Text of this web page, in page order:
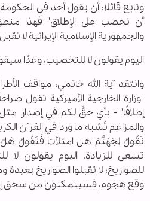
وتابع قائلا: أن يقول أحد في
أن نخصب على الإطلاق" فهذا
والجمهورية الإسلامية الإيرانية لا
اليوم يقولون لا للتخصيب، وغدًا
وانتقد آية الله خاتمي، مواقف
"وزارة الخارجية الأميركية تقول
إطلاقًا" - بأي حقٍّ لكم في إصدار
والمزاعم تُشبه ما ورد في القرآن
نَقُولُ لِجَهَنَّمَ هل امتلأت فَتَقُولُ
تسعى للزيادة. اليوم يقولون لا
للصواريخ؛ لا تقبلوا الصواريخ
وقع هجوم، فسيتمكنون من سحق